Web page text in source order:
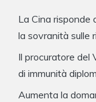
La Cina risponde
la sovranità sulle
Il procuratore del
di immunità
Aumenta la